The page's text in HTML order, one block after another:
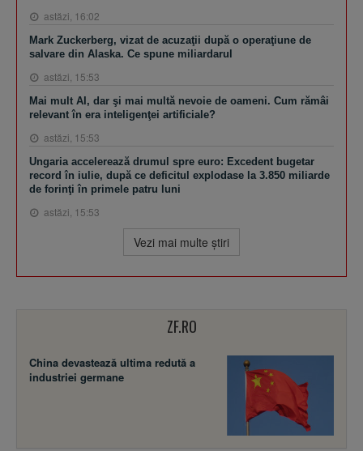
astăzi, 16:02
Mark Zuckerberg, vizat de acuzaţii după o operaţiune de
salvare din Alaska. Ce spune miliardarul
astăzi, 15:53
Mai mult AI, dar şi mai multă nevoie de oameni. Cum rămâi
relevant în era inteligenţei artificiale?
astăzi, 15:53
Ungaria accelerează drumul spre euro: Excedent bugetar
record în iulie, după ce deficitul explodase la 3.850 miliarde
de forinţi în primele patru luni
astăzi, 15:53
Vezi mai multe ştiri
ZF.RO
China devastează ultima redută a
industriei germane